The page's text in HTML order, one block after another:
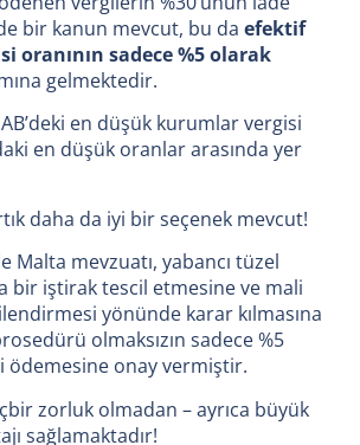
bir kanun mevcut, bu da efektif
oranının sadece %5 olarak
gelmektedir.
en düşük kurumlar vergisi
en düşük oranlar arasında yer
daha da iyi bir seçenek mevcut!
Malta mevzuatı, yabancı tüzel
bir iştirak tescil etmesine ve mali
yönünde karar kılmasına
olmaksızın sadece %5
ödemesine onay vermiştir.
zorluk olmadan – ayrıca büyük
sağlamaktadır!